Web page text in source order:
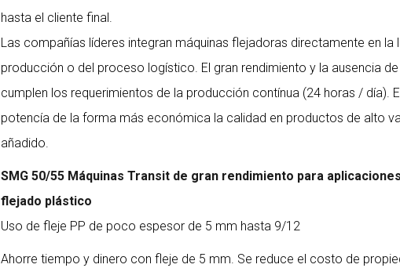
hasta el cliente final.
Las compañías líderes integran máquinas flejadoras directamente en la
producción o del proceso logístico. El gran rendimiento y la ausencia
cumplen los requerimientos de la producción contínua (24 horas / día).
potencía de la forma más económica la calidad en productos de alto
añadido.
SMG 50/55 Máquinas Transit de gran rendimiento para
flejado plástico
Uso de fleje PP de poco espesor de 5 mm hasta 9/12
Ahorre tiempo y dinero con fleje de 5 mm. Se reduce el costo de